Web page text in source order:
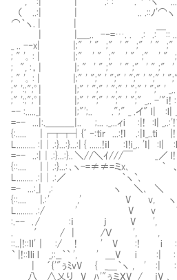
（ ..:| | .. .::ﾉ'⌒ヽ /二二||二/
⌒｀ヽ. | | | || | | ゞ';ゞ';l|
| |＿_.. -‐=…. . .: .:￣:: .. ` …=‐亠x.
_ .. -‐x| |;" ' " ;" ' " ;" ' " ;" ' " ;" '
; " '｡ : | |;" ' " ;" ' " ;" ' " ;" ' " ;" , '
; ", :，| |; " ' " ;" ' " ;" ' " ;" ' " ;"
; " '｡ : | |;" ' ";" ' ";" ' ";" ' ";" ' ";" '
;" ':;";゜| |;" ' ";" ' ";" ' ";" ' ";" '
;" ':;";゜| |;" ' ";" ' ";" ' ";" _.. -'"ｉ
‐- :....._| |;"';.. .";" _ .イ" l| :l|
=‐- ...|:.＿＿＿|.. ;... ._...ィi
{:..... |┌┬┬┤{ﾞ ‐:tir ...:!ｌ
L......... :|│.:}...:}...:| { ......!ｉl :
=‐- ..:|│.:}...:}.. ＼//＼ｲ///
{::.... |│.:}...: ､ヽ-=≠≠=ミx､
L........ .:|│.:／ ｀ヽ`
=- ...:_| ,: ヽ ＼､
{::.... |.: ' ,' V v, ヽ
L........ .:/ ' V v
:.‐- . / :ｉ j V ', '/
. ′ / | /Ｖ
::..|!::ｌl'｜ :/ !
` |!::ｌli l _;:__｀`
| ´{'"ぅﾐvV { _
八 ∧乂り V ﾊ'"ぅミXV_ / jV